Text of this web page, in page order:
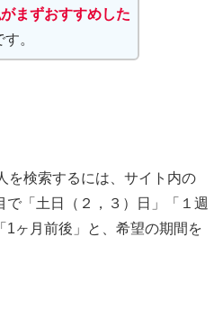
まずおすすめした
す。
を検索するには、サイト内の
「土日（２，３）日」「１週
1ヶ月前後」と、希望の期間を